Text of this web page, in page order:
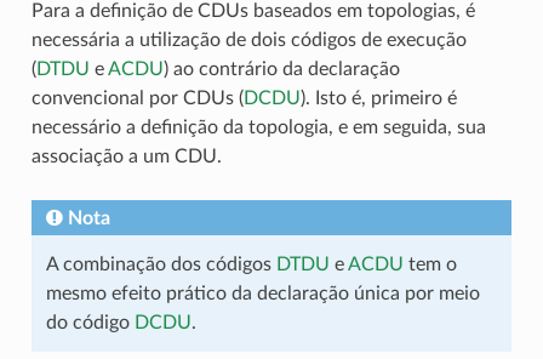
Para a definição de CDUs baseados em topologias, é
necessária a utilização de dois códigos de execução
(DTDU eACDU) ao contrário da declaração
convencional por CDUs (DCDU). Isto é, primeiro é
necessário a definição da topologia, e em seguida, sua
associação a um CDU.
Nota
A combinação dos códigos DTDU eACDU tem o
mesmo efeito prático da declaração única por meio
do código DCDU.